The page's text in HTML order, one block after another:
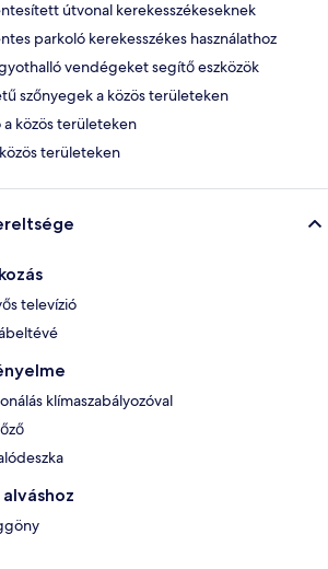
útvonal kerekesszékeseknek
parkoló kerekesszékes használathoz
vendégeket segítő eszközök
szőnyegek a közös területeken
a közös területeken
területeken
televízió
klímaszabályozóval